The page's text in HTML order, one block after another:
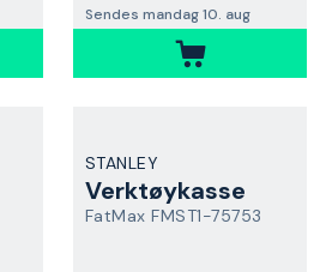
Sendes mandag 10. aug
STANLEY
Verktøykasse
FatMax FMST1-75753